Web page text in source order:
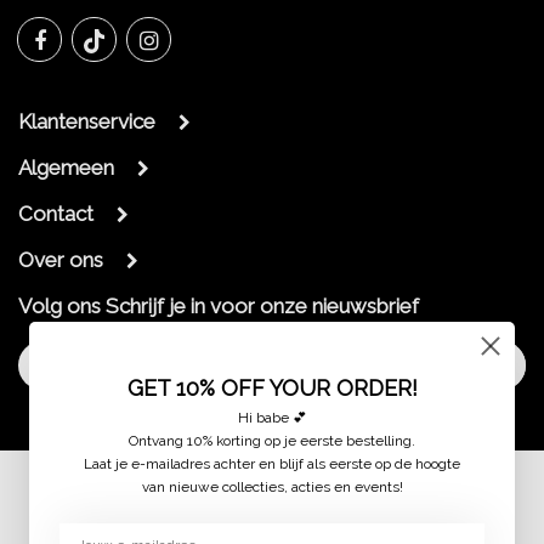
Klantenservice
Algemeen
Contact
Over ons
Volg ons Schrijf je in voor onze nieuwsbrief
GET 10% OFF YOUR ORDER!
Hi babe 💕
Ontvang 10% korting op je eerste bestelling.
Laat je e-mailadres achter en blijf als eerste op de hoogte
van nieuwe collecties, acties en events!